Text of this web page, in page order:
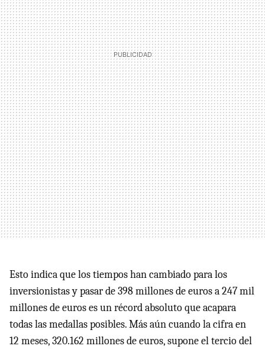
Esto indica que los tiempos han cambiado para los
inversionistas y pasar de 398 millones de euros a 247 mil
millones de euros es un récord absoluto que acapara
todas las medallas posibles. Más aún cuando la cifra en
12 meses, 320.162 millones de euros, supone el tercio del